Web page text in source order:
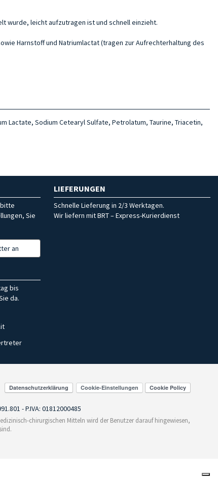
wurde, leicht aufzutragen ist und schnell einzieht.
Harnstoff und Natriumlactat (tragen zur Aufrechterhaltung des
Lactate, Sodium Cetearyl Sulfate, Petrolatum, Taurine, Triacetin,
Sie
an
LIEFERUNGEN
Schnelle Lieferung in 2/3 Werktagen.
Wir liefern mit BRT – Express-Kurierdienst
bis
da.
Cookie-Einstellungen
- P.IVA: 01812000485
chirurgischen Mitteln wird der Benutzer darauf hingewiesen,